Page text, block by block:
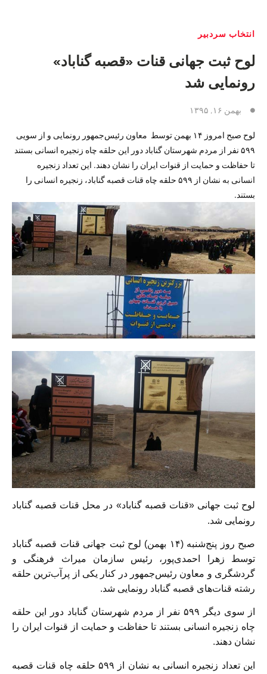
انتخاب سردبیر
لوح ثبت جهانی قنات «قصبه گناباد»
رونمایی شد
بهمن ۱۶, ۱۳۹۵
لوح صبح امروز ۱۴ بهمن توسط معاون رئیس‌جمهور رونمایی و از سویی
۵۹۹ نفر از مردم شهرستان گناباد دور این حلقه چاه زنجیره انسانی‌ بستند
تا حفاظت و حمایت از قنوات ایران را نشان دهند. این تعداد زنجیره
انسانی به نشان از ۵۹۹ حلقه چاه قنات قصبه گناباد، زنجیره انسانی‌ را
بستند.
لوح ثبت جهانی «قنات قصبه گناباد» در محل قنات قصبه گناباد
رونمایی شد.
صبح روز پنج‌شنبه (۱۴ بهمن) لوح ثبت جهانی قنات قصبه گناباد
توسط زهرا احمدی‌پور، رئیس سازمان میراث فرهنگی و
گردشگری و معاون رئیس‌جمهور در کنار یکی از پرآب‌ترین حلقه
رشته قنات‌های قصبه گناباد رونمایی شد.
از سوی دیگر ۵۹۹ نفر از مردم شهرستان گناباد دور این حلقه
چاه زنجیره انسانی‌ بستند تا حفاظت و حمایت از قنوات ایران را
نشان دهند.
این تعداد زنجیره انسانی به نشان از ۵۹۹ حلقه چاه قنات قصبه